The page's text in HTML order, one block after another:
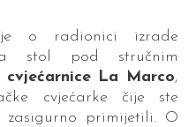
o radionici izrade
stol pod stručnim
La Marco,
cvjećarke čije ste
zasigurno primijetili. O